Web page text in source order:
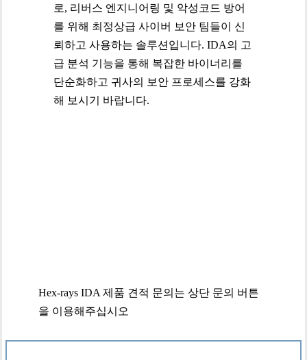
로, 리버스 엔지니어링 및 악성코드 방어
를 위해 최정상급 사이버 보안 팀들이 신
뢰하고 사용하는 솔루션입니다. IDA의 고
급 분석 기능을 통해 복잡한 바이너리를
단순화하고 귀사의 보안 프로세스를 강화
해 보시기 바랍니다.
Hex-rays IDA 제품 견적 문의는 상단 문의 버튼
을 이용해주십시오